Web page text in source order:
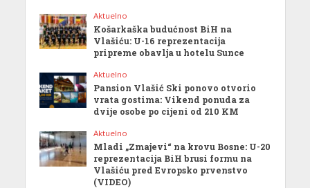
Aktuelno
Košarkaška budućnost BiH na
Vlašiću: U-16 reprezentacija
pripreme obavlja u hotelu Sunce
Aktuelno
Pansion Vlašić Ski ponovo otvorio
vrata gostima: Vikend ponuda za
dvije osobe po cijeni od 210 KM
Aktuelno
Mladi „Zmajevi“ na krovu Bosne: U-20
reprezentacija BiH brusi formu na
Vlašiću pred Evropsko prvenstvo
(VIDEO)